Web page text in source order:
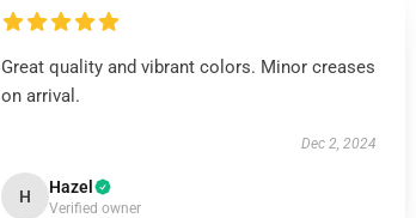
Great quality and vibrant colors. Minor creases
on arrival.
Dec 2, 2024
H Hazel
Verified owner